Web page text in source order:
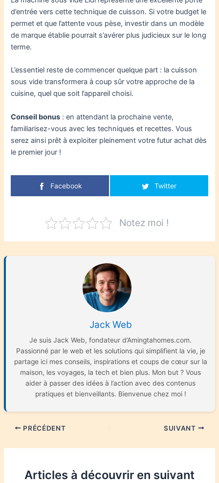
d’entrée vers cette technique de cuisson. Si votre budget le
permet et que l’attente vous pèse, investir dans un modèle
de marque établie pourrait s’avérer plus judicieux sur le long
terme.
L’essentiel reste de commencer quelque part : la cuisson
sous vide transformera à coup sûr votre approche de la
cuisine, quel que soit l’appareil choisi.
Conseil bonus : en attendant la prochaine vente,
familiarisez-vous avec les techniques et recettes. Vous
serez ainsi prêt à exploiter pleinement votre futur achat dès
le premier jour !
Facebook Twitter
Notez moi !
Jack Web
Je suis Jack Web, fondateur d’Amingtahomes.com.
Passionné par le web et les solutions qui simplifient la vie, je
partage ici mes conseils, inspirations et coups de cœur sur la
maison, les voyages, la tech et bien plus. Mon but ? Vous
aider à passer des idées à l’action avec des contenus
pratiques et bienveillants. Bienvenue chez moi !
PRÉCÉDENT SUIVANT
Articles à découvrir en suivant